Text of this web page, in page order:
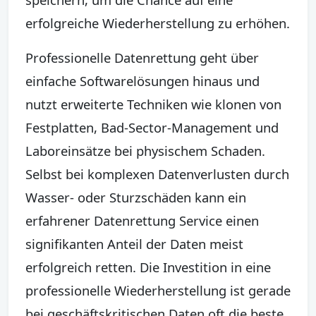
erfolgreiche Wiederherstellung zu erhöhen.
Professionelle Datenrettung geht über
einfache Softwarelösungen hinaus und
nutzt erweiterte Techniken wie klonen von
Festplatten, Bad-Sector-Management und
Laboreinsätze bei physischem Schaden.
Selbst bei komplexen Datenverlusten durch
Wasser- oder Sturzschäden kann ein
erfahrener Datenrettung Service einen
signifikanten Anteil der Daten meist
erfolgreich retten. Die Investition in eine
professionelle Wiederherstellung ist gerade